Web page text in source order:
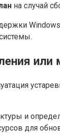
на случай
или
и
для